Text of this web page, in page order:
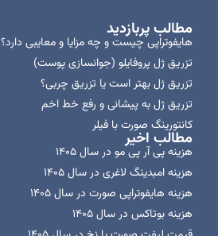
مطالب اخیر
هزینه پی آر پی مو در سال ۱۴۰۵
هزینه امبدینگ لاغری در سال ۱۴۰۵
هزینه هایفوتراپی صورت در سال ۱۴۰۵
هزینه بوتاکس در سال ۱۴۰۵
مطالب پربازدید
هایفوتراپی چیست و چه مزایا و معایبی دارد؟
تزریق ژل پروفایلو (جوانسازی پوست)
تزریق ژل بهتر است یا تزریق چربی؟
تزریق ژل به پیشانی و رفع خط اخم
کانتورینگ صورت با فیلر